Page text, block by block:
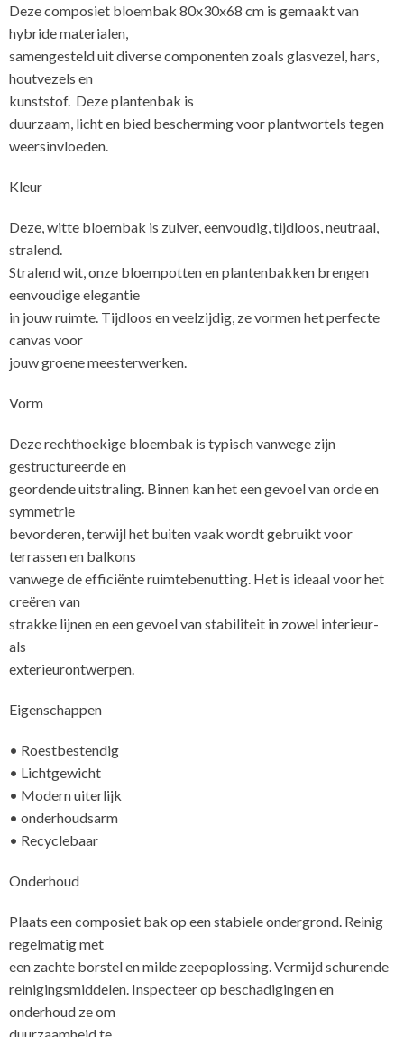
Deze composiet bloembak 80x30x68 cm is gemaakt van
hybride materialen,
samengesteld uit diverse componenten zoals glasvezel, hars,
houtvezels en
kunststof. Deze plantenbak is
duurzaam, licht en bied bescherming voor plantwortels tegen
weersinvloeden.
Kleur
Deze, witte bloembak is zuiver, eenvoudig, tijdloos, neutraal,
stralend.
Stralend wit, onze bloempotten en plantenbakken brengen
eenvoudige elegantie
in jouw ruimte. Tijdloos en veelzijdig, ze vormen het perfecte
canvas voor
jouw groene meesterwerken.
Vorm
Deze rechthoekige bloembak is typisch vanwege zijn
gestructureerde en
geordende uitstraling. Binnen kan het een gevoel van orde en
symmetrie
bevorderen, terwijl het buiten vaak wordt gebruikt voor
terrassen en balkons
vanwege de efficiënte ruimtebenutting. Het is ideaal voor het
creëren van
strakke lijnen en een gevoel van stabiliteit in zowel interieur-
als
Eigenschappen
• Roestbestendig
• Lichtgewicht
• Modern uiterlijk
• onderhoudsarm
• Recyclebaar
Onderhoud
Plaats een composiet bak op een stabiele ondergrond. Reinig
regelmatig met
een zachte borstel en milde zeepoplossing. Vermijd schurende
reinigingsmiddelen. Inspecteer op beschadigingen en
onderhoud ze om